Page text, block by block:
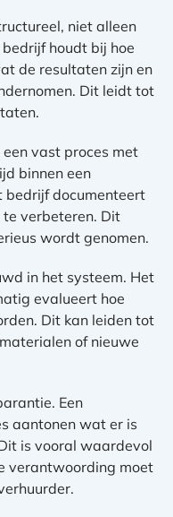
niet alleen
houdt bij hoe
de resultaten zijn en
Dit leidt tot
vast proces met
binnen een
bedrijf documenteert
verbeteren. Dit
wordt genomen.
in het systeem. Het
evalueert hoe
Dit kan leiden tot
of nieuwe
Een
aantonen wat er is
is vooral waardevol
verantwoording moet